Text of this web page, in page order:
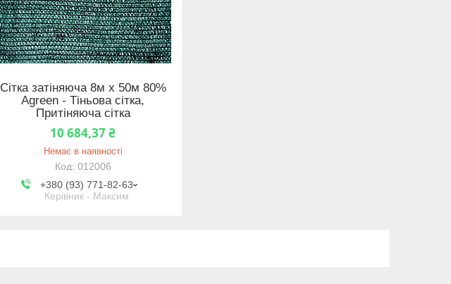
Сітка затіняюча 8м х 50м 80%
Agreen - Тіньова сітка,
Притіняюча сітка
10 684,37 ₴
Немає в наявності
012006
+380 (93) 771-82-63
Керівник - Максим